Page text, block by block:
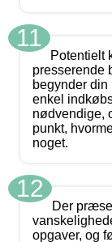
11
Potentielt
presserende
begynder
enkel
nødvendige,
punkt,
noget.
12
Der
opgaver, og